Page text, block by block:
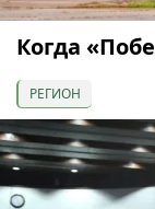
Когда
РЕГИОН